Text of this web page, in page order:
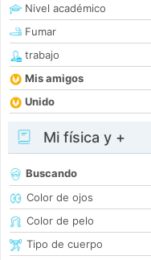
Nivel académico
Fumar
trabajo
Mis amigos
Unido
Mi física y +
Buscando
Color de ojos
Color de pelo
Tipo de cuerpo